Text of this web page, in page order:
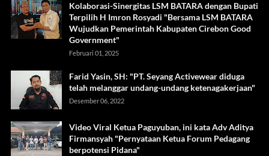
Kolaborasi-Sinergitas LSM BATARA dengan Bupati
Terpilih H Imron Rosyadi "Bersama LSM BATARA
Wujudkan Pemerintah Kabupaten Cirebon Good
Government"
Februari 01, 2025
Farid Yasin, SH: "PT. Seyang Activewear diduga
telah melanggar undang-undang ketenagakerjaan"
Desember 06, 2022
Video Viral Ketua Paguyuban, ini kata Adv Aditya
Firmansyah "Pernyataan Ketua Forum Pedagang
berpotensi Pidana"